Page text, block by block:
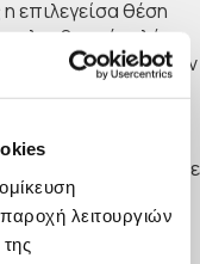
λειτουργιών
επιλεγείσα θέση
λανθασμένη λόγω
διάστημα στην
των
αυτά κατά
οι διαστάσεις του
180μ. και οριακά σε
Κρουαζιέρα δεν